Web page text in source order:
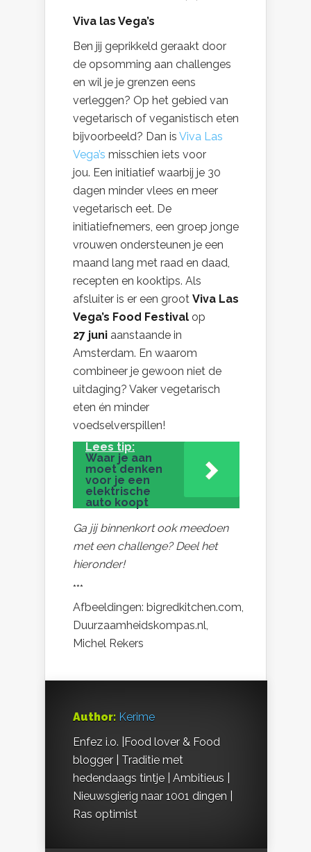
Viva las Vega’s
Ben jij geprikkeld geraakt door
de opsomming aan challenges
en wil je je grenzen eens
verleggen? Op het gebied van
vegetarisch of veganistisch eten
bijvoorbeeld? Dan is Viva Las
Vega’s misschien iets voor
jou. Een initiatief waarbij je 30
dagen minder vlees en meer
vegetarisch eet. De
initiatiefnemers, een groep jonge
vrouwen ondersteunen je een
maand lang met raad en daad,
recepten en kooktips. Als
afsluiter is er een groot Viva Las
Vega’s Food Festival op
27 juni aanstaande in
Amsterdam. En waarom
combineer je gewoon niet de
uitdaging? Vaker vegetarisch
eten én minder
voedselverspillen!
Lees tip:
Waar je aan
moet denken
voor je een
elektrische
auto koopt
Ga jij binnenkort ook meedoen
met een challenge? Deel het
hieronder!
***
Afbeeldingen: bigredkitchen.com,
Duurzaamheidskompas.nl,
Michel Rekers
Author: Kerime
Enfez i.o. |Food lover & Food
blogger | Traditie met
hedendaags tintje | Ambitieus |
Nieuwsgierig naar 1001 dingen |
Ras optimist